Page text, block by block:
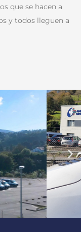
que se hacen a
y todos lleguen a